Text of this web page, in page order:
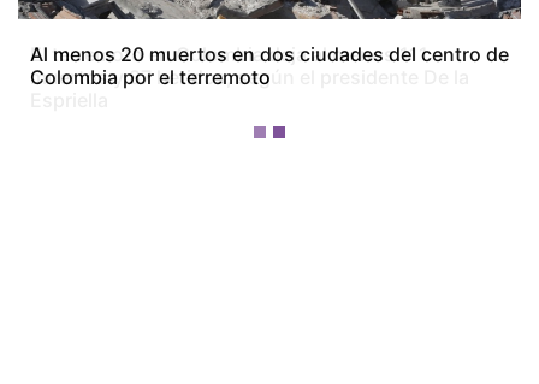
El terremoto en Colombia deja al menos 111
muertos y 87 heridos, según el presidente De la